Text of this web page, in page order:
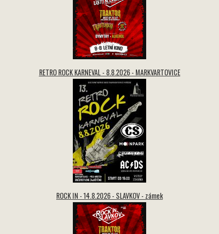
RETRO ROCK KARNEVAL - 8.8.2026 - MARKVARTOVICE
ROCK IN - 14.8.2026 - SLAVKOV - zámek